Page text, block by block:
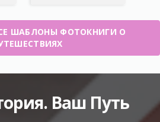
ШАБЛОНЫ ФОТОКНИГИ О
Ваш Путь